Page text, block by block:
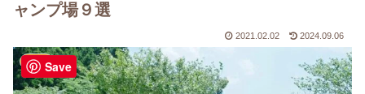
ャンプ場９選
2021.02.02 2024.09.06
奄美 Save